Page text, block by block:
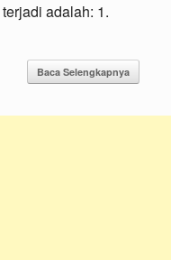
adalah: 1.
Baca Selengkapnya